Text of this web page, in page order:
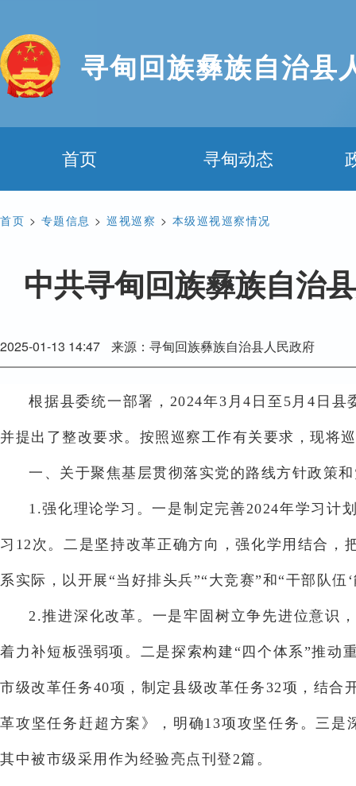
寻甸回族彝族自治县
首页 寻甸动态
首页 > 专题信息 > 巡视巡察 > 本级巡视巡察情况
中共寻甸回族彝族自治
2025-01-13 14:47 来源：寻甸回族彝族自治县人民政府
根据县委统一部署，2024年3月4日至5月4日
并提出了整改要求。按照巡察工作有关要求，现将
一、关于聚焦基层贯彻落实党的路线方针政策
1.强化理论学习。一是制定完善2024年学习计
习12次。二是坚持改革正确方向，强化学用结合
系实际，以开展“当好排头兵”“大竞赛”和“干部队
2.推进深化改革。一是牢固树立争先进位意识
着力补短板强弱项。二是探索构建“四个体系”推动
市级改革任务40项，制定县级改革任务32项，结合
革攻坚任务赶超方案》，明确13项攻坚任务。三
其中被市级采用作为经验亮点刊登2篇。